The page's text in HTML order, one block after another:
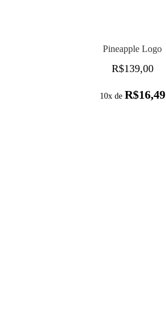
Pineapple Logo
R$139,00
10x de R$16,49